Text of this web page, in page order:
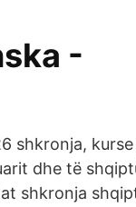
-
shkronja,
dhe të
shkronja